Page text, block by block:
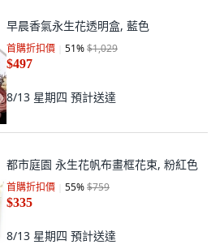
早晨香氣永生花透明盒, 藍色
首購折扣價 51%$1,029
$497
8/13 星期四 預計送達
都市庭園 永生花帆布畫框花束, 粉紅色
首購折扣價 55%$759
$335
8/13 星期四 預計送達